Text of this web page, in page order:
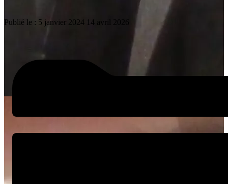
Publié le : 5 janvier 2024 14 avril 2026